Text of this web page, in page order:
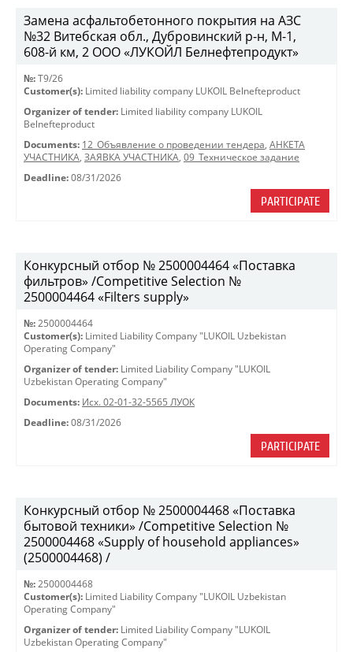
Замена асфальтобетонного покрытия на АЗС
№32 Витебская обл., Дубровинский р-н, М-1,
608-й км, 2 ООО «ЛУКОЙЛ Белнефтепродукт»
№: T9/26
Customer(s): Limited liability company LUKOIL Belnefteproduct
Organizer of tender: Limited liability company LUKOIL
Belnefteproduct
Documents: 12_Объявление о проведении тендера, АНКЕТА
УЧАСТНИКА, ЗАЯВКА УЧАСТНИКА, 09_Техническое задание
Deadline: 08/31/2026
PARTICIPATE
Конкурсный отбор № 2500004464 «Поставка
фильтров» /Competitive Selection №
2500004464 «Filters supply»
№: 2500004464
Customer(s): Limited Liability Company "LUKOIL Uzbekistan
Operating Company"
Organizer of tender: Limited Liability Company "LUKOIL
Uzbekistan Operating Company"
Documents: Исх. 02-01-32-5565 ЛУОК
Deadline: 08/31/2026
PARTICIPATE
Конкурсный отбор № 2500004468 «Поставка
бытовой техники» /Competitive Selection №
2500004468 «Supply of household appliances»
(2500004468) /
№: 2500004468
Customer(s): Limited Liability Company "LUKOIL Uzbekistan
Operating Company"
Organizer of tender: Limited Liability Company "LUKOIL
Uzbekistan Operating Company"